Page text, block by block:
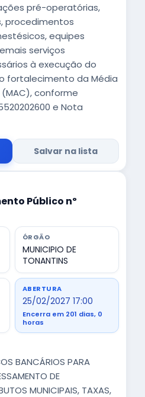
pré-operatórias,
procedimentos
equipes
serviços
à execução do
fortalecimento da Média
conforme
e Nota
Salvar na lista
Público nº
ÓRGÃO
MUNICIPIO DE
TONANTINS
ABERTURA
25/02/2027 17:00
Encerra em 201 dias, 0
horas
BANCÁRIOS PARA
DE
MUNICIPAIS, TAXAS,